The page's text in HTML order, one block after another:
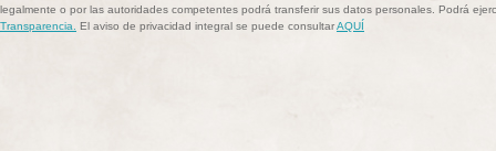
legalmente o por las autoridades competentes podrá transferir sus datos personales. Podrá
Transparencia.
El aviso de privacidad integral se puede consultarAQUÍ